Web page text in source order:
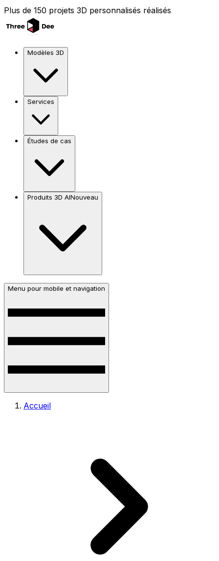
Plus de 150 projets 3D personnalisés réalisés
Modèles 3D
Services
Études de cas
Produits 3D AINouveau
Menu pour mobile et navigation
Accueil